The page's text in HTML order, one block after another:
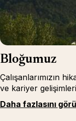
Bloğumuz
Çalışanlarımızın
ve kariyer
Daha fazlasını